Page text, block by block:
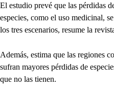
El estudio prevé que las pérdidas
especies, como el uso medicinal,
los tres escenarios, resume la
Además, estima que las regiones
sufran mayores pérdidas de
que no las tienen.